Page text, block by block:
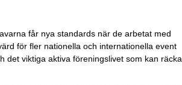
får nya standards när de arbetat med
för fler nationella och internationella event
det viktiga aktiva föreningslivet som kan räcka